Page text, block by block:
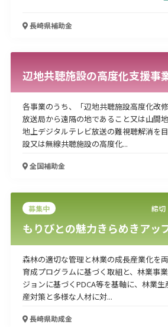
長崎県補助金
辺地共聴施設の高度化支援事
各事業のうち、「辺地共聴施設高度化改
放送局から遠隔の地であること又は山間
地上デジタルテレビ放送の難視聴解消を
設又は無線共聴施設の高度化...
全国補助金
募集中 締切
もりびとの魅力きらめきアッ
森林の適切な管理と林業の成長産業化を
育成プログラムに基づく取組と、林業事
ジョンに基づくPDCA等を基軸に、林業
産対策と多様な人材に対...
長崎県助成金